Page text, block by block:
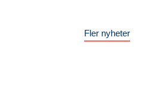
Fler nyheter